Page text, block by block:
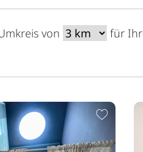
von
für
Zur